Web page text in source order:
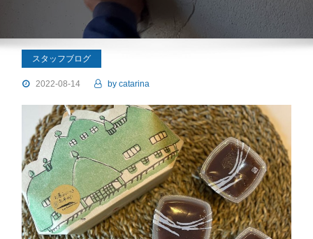
スタッフブログ
2022-08-14 by catarina